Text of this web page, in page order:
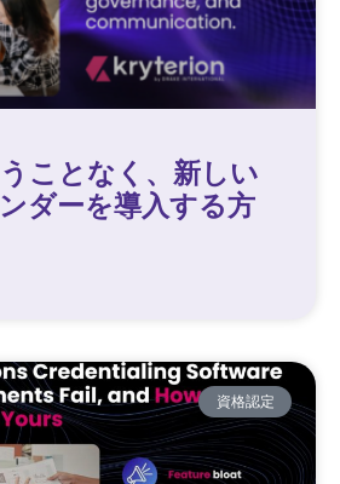
ことなく、新しい
ダーを導入する方
資格認定